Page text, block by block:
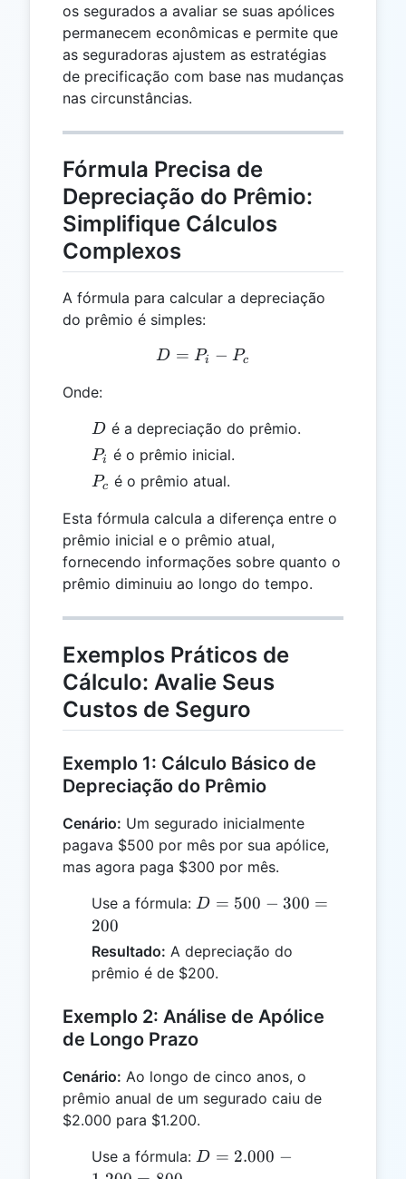
os segurados a avaliar se suas apólices
permanecem econômicas e permite que
as seguradoras ajustem as estratégias
de precificação com base nas mudanças
nas circunstâncias.
Fórmula Precisa de
Depreciação do Prêmio:
Simplifique Cálculos
Complexos
A fórmula para calcular a depreciação
do prêmio é simples:
D = P_i - P_c
D = Pi − Pc
Onde:
D
D é a depreciação do prêmio.
P_i
Pi é o prêmio inicial.
P_c
Pc é o prêmio atual.
Esta fórmula calcula a diferença entre o
prêmio inicial e o prêmio atual,
fornecendo informações sobre quanto o
prêmio diminuiu ao longo do tempo.
Exemplos Práticos de
Cálculo: Avalie Seus
Custos de Seguro
Exemplo 1: Cálculo Básico de
Depreciação do Prêmio
Cenário: Um segurado inicialmente
pagava $500 por mês por sua apólice,
mas agora paga $300 por mês.
Use a fórmula: D
500
-
=
200
D = 500 − 300 =
200
Resultado: A depreciação do
prêmio é de $200.
Exemplo 2: Análise de Apólice
de Longo Prazo
Cenário: Ao longo de cinco anos, o
prêmio anual de um segurado caiu de
$2.000 para $1.200.
Use a fórmula: D =
D = 2.000 −